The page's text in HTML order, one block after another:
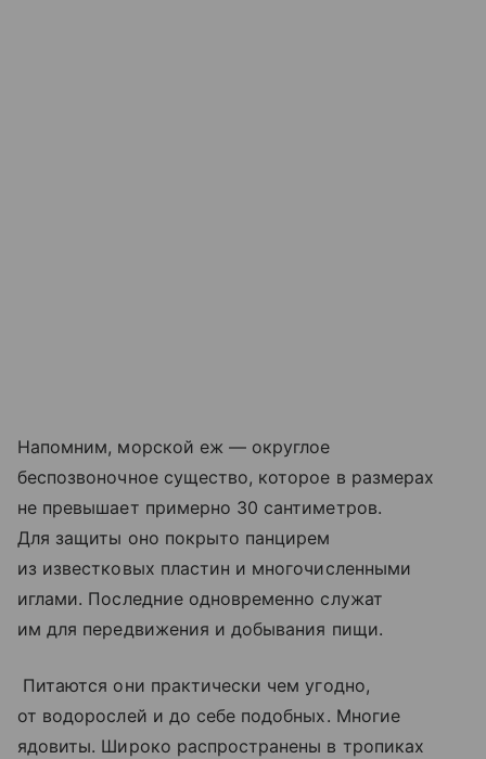
Напомним, морской еж — округлое
беспозвоночное существо, которое в размерах
не превышает примерно 30 сантиметров.
Для защиты оно покрыто панцирем
из известковых пластин и многочисленными
иглами. Последние одновременно служат
им для передвижения и добывания пищи.
Питаются они практически чем угодно,
от водорослей и до себе подобных. Многие
ядовиты. Широко распространены в тропиках